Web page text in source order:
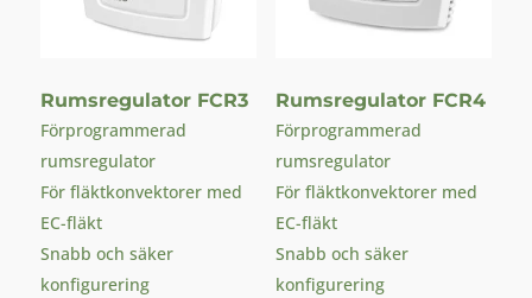
Rumsregulator FCR3
Förprogrammerad
rumsregulator
För fläktkonvektorer med
EC-fläkt
Snabb och säker
konfigurering
Rumsregulator FCR4
Förprogrammerad
rumsregulator
För fläktkonvektorer med
EC-fläkt
Snabb och säker
konfigurering